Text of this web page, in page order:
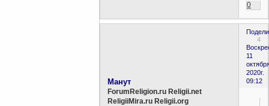
0
4
11
2020г.
09:12
Манут
ForumReligion.ru Religii.net
ReligiiMira.ru Religii.org